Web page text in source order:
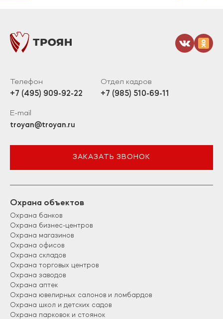
Телефон
+7 (495) 909-92-22
Отдел кадров
+7 (985) 510-69-11
E-mail
troyan@troyan.ru
ЗАКАЗАТЬ ЗВОНОК
Охрана объектов
Охрана банков
Охрана бизнес-центров
Охрана магазинов
Охрана офисов
Охрана складов
Охрана торговых центров
Охрана заводов
Охрана аптек
Охрана ювелирных салонов и ломбардов
Охрана школ и детских садов
Охрана парковок и стоянок